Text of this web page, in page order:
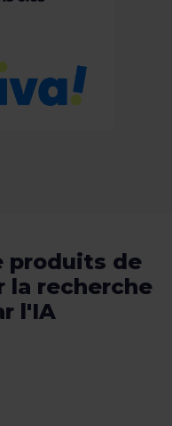
produits de
la recherche
l'IA